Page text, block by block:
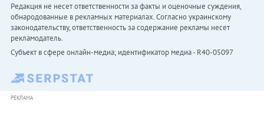
Редакция не несет ответственности за факты и оценочные суждения,
обнародованные в рекламных материалах. Согласно украинскому
законодательству, ответственность за содержание рекламы несет
рекламодатель.
Субъект в сфере онлайн-медиа; идентификатор медиа - R40-05097
РЕКЛАМА